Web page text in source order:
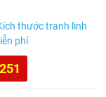
thước tranh linh
phí